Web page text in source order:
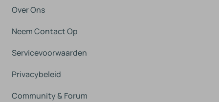
Over Ons
Neem Contact Op
Servicevoorwaarden
Privacybeleid
Community & Forum